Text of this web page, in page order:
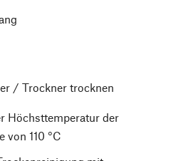
/ Trockner trocknen
Höchsttemperatur der
von 110 °C